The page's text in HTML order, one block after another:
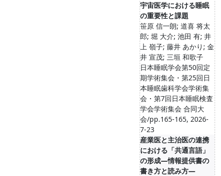
宇宙医学における睡眠
の重要性と課題
笹原 信一朗; 道喜 将太
郎; 堀 大介; 池田 有; 井
上 嶺子; 藤井 あかり; 金
井 宣茂; 三垣 和歌子
日本睡眠学会第50回定
期学術集会・第25回日
本睡眠歯科学会学術集
会・第7回日本睡眠検査
学会学術集会 合同大
会/pp.165-165, 2026-
7-23
産業医と主治医の連携
における「共通言語」
の形成―情報提供書の
書き方と読み方―